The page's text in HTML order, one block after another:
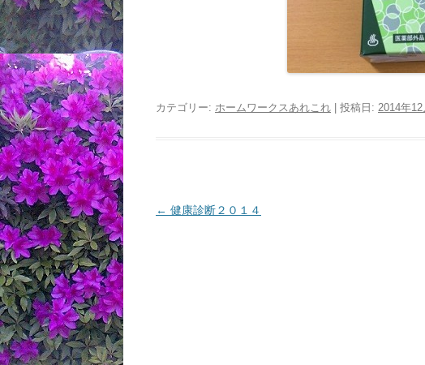
カテゴリー: ホームワークスあれこれ | 投稿日: 2014年12
投
← 健康診断２０１４